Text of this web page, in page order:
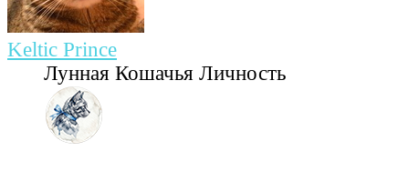
Keltic Prince
Лунная Кошачья Личность